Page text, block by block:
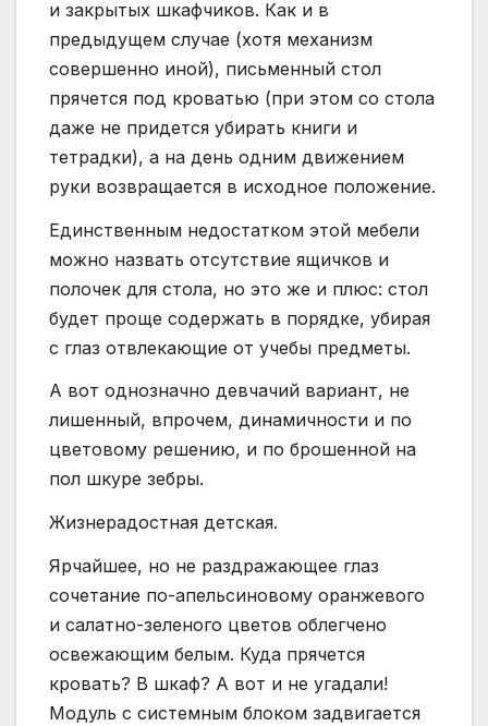
и закрытых шкафчиков. Как и в
предыдущем случае (хотя механизм
совершенно иной), письменный стол
прячется под кроватью (при этом со стола
даже не придется убирать книги и
тетрадки), а на день одним движением
руки возвращается в исходное положение.
Единственным недостатком этой мебели
можно назвать отсутствие ящичков и
полочек для стола, но это же и плюс: стол
будет проще содержать в порядке, убирая
с глаз отвлекающие от учебы предметы.
А вот однозначно девчачий вариант, не
лишенный, впрочем, динамичности и по
цветовому решению, и по брошенной на
пол шкуре зебры.
Жизнерадостная детская.
Ярчайшее, но не раздражающее глаз
сочетание по-апельсиновому оранжевого
и салатно-зеленого цветов облегчено
освежающим белым. Куда прячется
кровать? В шкаф? А вот и не угадали!
Модуль с системным блоком задвигается